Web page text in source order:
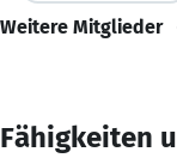
Weitere Mitglieder
Fähigkeiten